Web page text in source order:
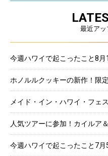
最近ア
今週ハワイで起こったこと8月
ホノルルクッキーの新作！限
メイド・イン・ハワイ・フェ
人気ツアーに参加！カイルア
今週ハワイで起こったこと7月